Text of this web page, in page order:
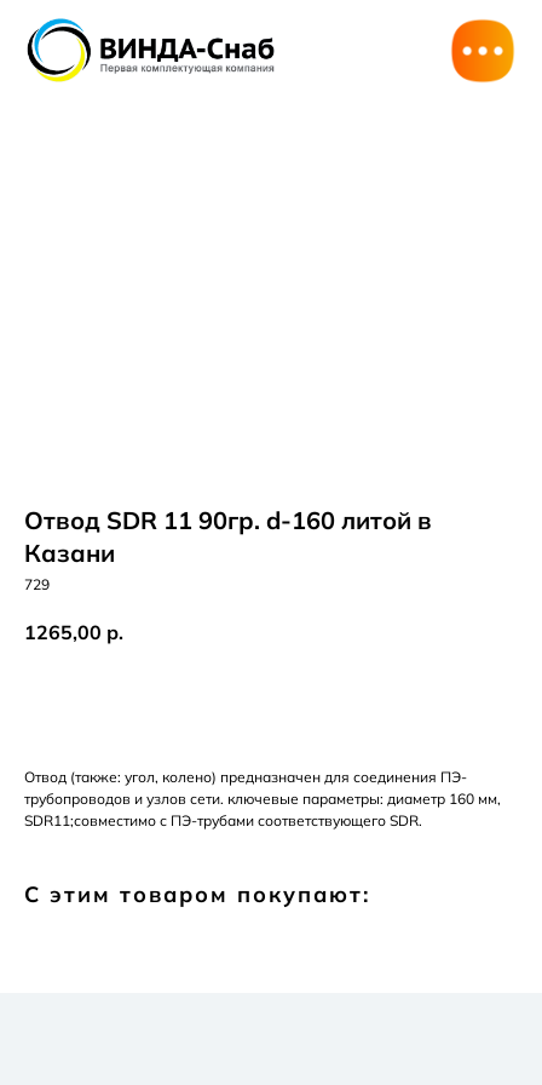
Отвод SDR 11 90гр. d-160 литой в
Казани
729
1265,00 р.
Отвод (также: угол, колено) предназначен для соединения ПЭ-
трубопроводов и узлов сети. ключевые параметры: диаметр 160 мм,
SDR11;совместимо с ПЭ-трубами соответствующего SDR.
С этим товаром покупают: